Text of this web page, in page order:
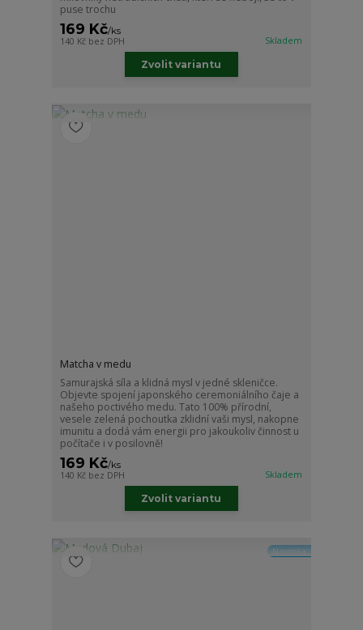
puse trochu
169 Kč/ks
140 Kč bez DPH Skladem
Zvolit variantu
Matcha v medu
Samurajská síla a klidná mysl v jedné skleničce.
Objevte spojení japonského ceremoniálního čaje a
našeho poctivého medu. Tato 100% přírodní,
vesele zelená pochoutka zklidní vaši mysl, nakopne
imunitu a dodá vám energii pro jakoukoliv činnost u
počítače i v posilovně!
169 Kč/ks
140 Kč bez DPH Skladem
Zvolit variantu
Novinka